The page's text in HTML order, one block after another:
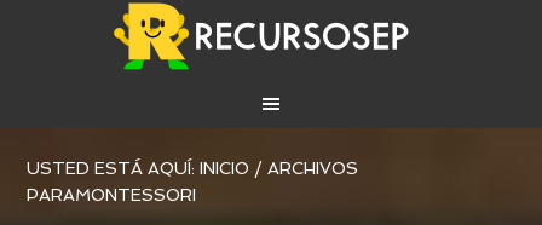
USTED ESTÁ AQUÍ:INICIO / ARCHIVOS
PARAMONTESSORI